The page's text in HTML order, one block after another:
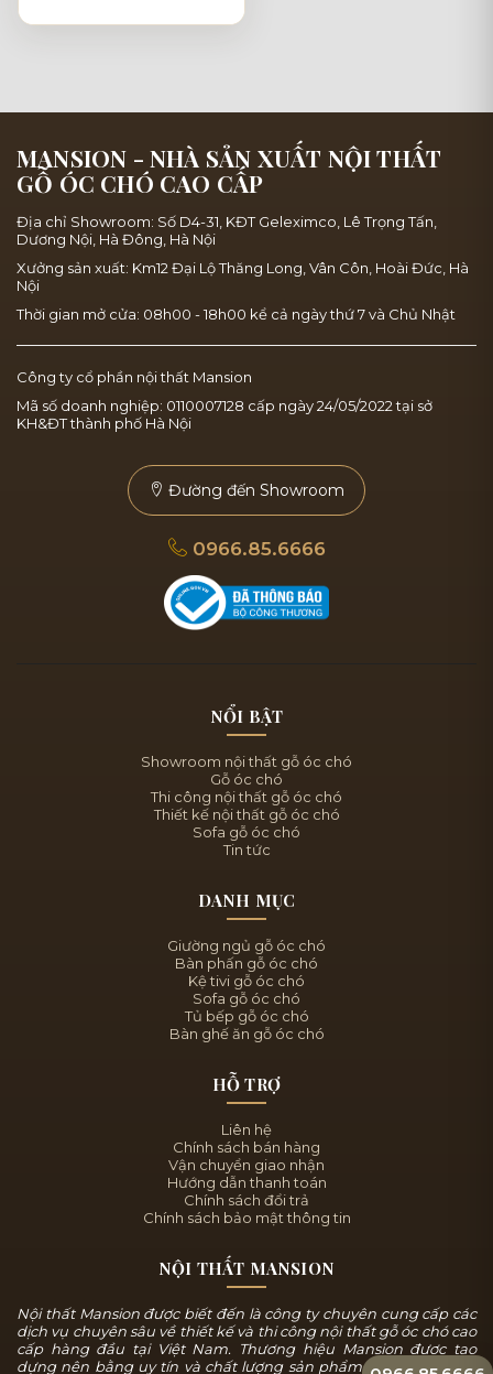
MANSION - NHÀ SẢN XUẤT NỘI THẤT
GỖ ÓC CHÓ CAO CẤP
Địa chỉ Showroom: Số D4-31, KĐT Geleximco, Lê Trọng Tấn,
Dương Nội, Hà Đông, Hà Nội
Xưởng sản xuất: Km12 Đại Lộ Thăng Long, Vân Côn, Hoài Đức, Hà
Nội
Thời gian mở cửa: 08h00 - 18h00 kể cả ngày thứ 7 và Chủ Nhật
Công ty cổ phần nội thất Mansion
Mã số doanh nghiệp: 0110007128 cấp ngày 24/05/2022 tại sở
KH&ĐT thành phố Hà Nội
Đường đến Showroom
0966.85.6666
NỔI BẬT
Showroom nội thất gỗ óc chó
Gỗ óc chó
Thi công nội thất gỗ óc chó
Thiết kế nội thất gỗ óc chó
Sofa gỗ óc chó
Tin tức
DANH MỤC
Giường ngủ gỗ óc chó
Bàn phấn gỗ óc chó
Kệ tivi gỗ óc chó
Sofa gỗ óc chó
Tủ bếp gỗ óc chó
Bàn ghế ăn gỗ óc chó
HỖ TRỢ
Liên hệ
Chính sách bán hàng
Vận chuyển giao nhận
Hướng dẫn thanh toán
Chính sách đổi trả
Chính sách bảo mật thông tin
NỘI THẤT MANSION
Nội thất Mansion được biết đến là công ty chuyên cung cấp các
dịch vụ chuyên sâu về thiết kế và thi công nội thất gỗ óc chó cao
cấp hàng đầu tại Việt Nam. Thương hiệu Mansion được tạo
dựng nên bằng uy tín và chất lượng sản phẩm, chúng tôi luôn